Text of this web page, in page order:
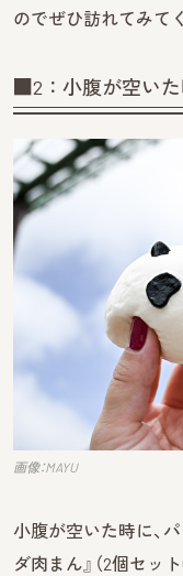
のでぜひ訪れてみて
■2：小腹が空い
画像：MAYU
小腹が空いた時に、
ダ肉まん』（2個セッ